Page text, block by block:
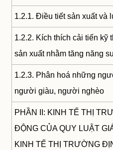
1.2.1. Điều tiết sản xuất và
1.2.2. Kích thích cải tiến kỹ
sản xuất nhằm tăng năng
1.2.3. Phân hoá những
người giàu, người nghèo
PHẦN II: KINH TẾ THỊ
ĐỘNG CỦA QUY LUẬT
KINH TẾ THỊ TRƯỜNG